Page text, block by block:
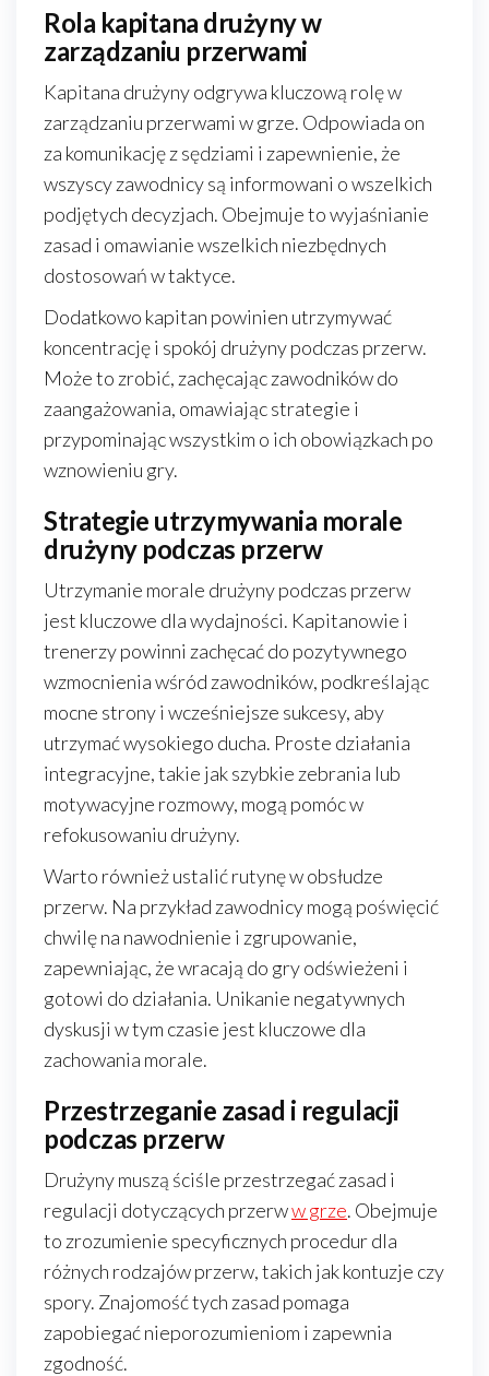
Rola kapitana drużyny w
zarządzaniu przerwami
Kapitana drużyny odgrywa kluczową rolę w
zarządzaniu przerwami w grze. Odpowiada on
za komunikację z sędziami i zapewnienie, że
wszyscy zawodnicy są informowani o wszelkich
podjętych decyzjach. Obejmuje to wyjaśnianie
zasad i omawianie wszelkich niezbędnych
dostosowań w taktyce.
Dodatkowo kapitan powinien utrzymywać
koncentrację i spokój drużyny podczas przerw.
Może to zrobić, zachęcając zawodników do
zaangażowania, omawiając strategie i
przypominając wszystkim o ich obowiązkach po
wznowieniu gry.
Strategie utrzymywania morale
drużyny podczas przerw
Utrzymanie morale drużyny podczas przerw
jest kluczowe dla wydajności. Kapitanowie i
trenerzy powinni zachęcać do pozytywnego
wzmocnienia wśród zawodników, podkreślając
mocne strony i wcześniejsze sukcesy, aby
utrzymać wysokiego ducha. Proste działania
integracyjne, takie jak szybkie zebrania lub
motywacyjne rozmowy, mogą pomóc w
refokusowaniu drużyny.
Warto również ustalić rutynę w obsłudze
przerw. Na przykład zawodnicy mogą poświęcić
chwilę na nawodnienie i zgrupowanie,
zapewniając, że wracają do gry odświeżeni i
gotowi do działania. Unikanie negatywnych
dyskusji w tym czasie jest kluczowe dla
zachowania morale.
Przestrzeganie zasad i regulacji
podczas przerw
Drużyny muszą ściśle przestrzegać zasad i
regulacji dotyczących przerww grze. Obejmuje
to zrozumienie specyficznych procedur dla
różnych rodzajów przerw, takich jak kontuzje czy
spory. Znajomość tych zasad pomaga
zapobiegać nieporozumieniom i zapewnia
zgodność.